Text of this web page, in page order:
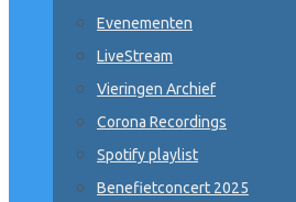
Evenementen
LiveStream
Vieringen Archief
Corona Recordings
Spotify playlist
Benefietconcert 2025